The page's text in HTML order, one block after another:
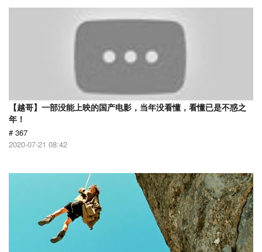
【越哥】一部没能上映的国产电影，当年没看懂，看懂已是不惑之
年！
# 367
2020-07-21 08:42